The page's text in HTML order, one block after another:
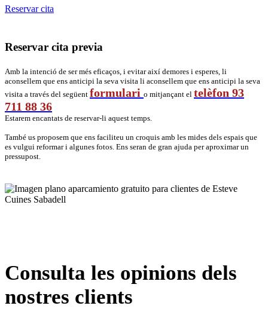
Reservar cita
Reservar cita previa
Amb la intenció de ser més eficaços, i evitar així demores i esperes, li
aconsellem que ens anticipi la seva visita li aconsellem que ens anticipi la seva
visita a través del següent formulari o mitjançant el telèfon 93
711 88 36
Estarem encantats de reservar-li aquest temps.
També us proposem que ens faciliteu un croquis amb les mides dels espais que
es vulgui reformar i algunes fotos. Ens seran de gran ajuda per aproximar un
pressupost.
Consulta les opinions dels
nostres clients